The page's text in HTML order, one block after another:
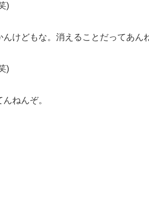
)
んけどもな。消えることだってあん
)
ねんぞ。